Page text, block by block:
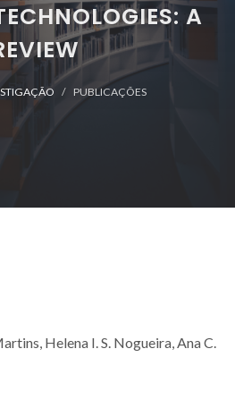
A
PUBLICAÇÕES
Helena I. S. Nogueira, Ana C.